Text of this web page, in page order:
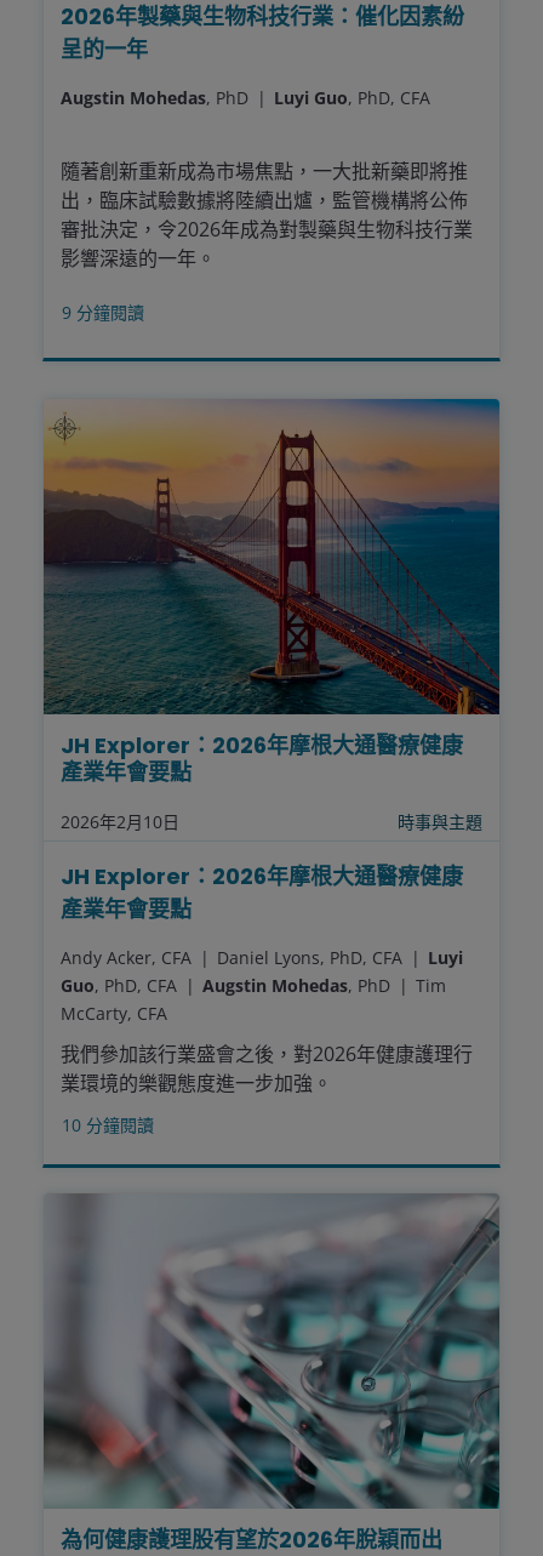
2026年製藥與生物科技行業：催化因素紛
呈的一年
Augstin Mohedas, PhD Luyi Guo, PhD, CFA
隨著創新重新成為市場焦點，一大批新藥即將推
出，臨床試驗數據將陸續出爐，監管機構將公佈
審批決定，令2026年成為對製藥與生物科技行業
影響深遠的一年。
9 分鐘閱讀
2026年2月10日 時事與主題
JH Explorer：2026年摩根大通醫療健康
產業年會要點
JH Explorer：2026年摩根大通醫療健康
產業年會要點
Andy Acker, CFA Daniel Lyons, PhD, CFA
Luyi
Guo, PhD, CFA Augstin Mohedas, PhD
Tim
McCarty, CFA
我們參加該行業盛會之後，對2026年健康護理行
業環境的樂觀態度進一步加強。
10 分鐘閱讀
為何健康護理股有望於2026年脫穎而出